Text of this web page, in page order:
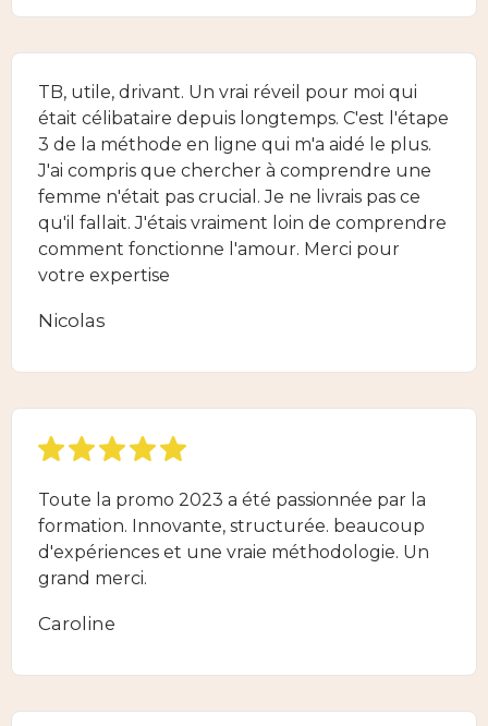
TB, utile, drivant. Un vrai réveil pour moi qui
était célibataire depuis longtemps. C'est l'étape
3 de la méthode en ligne qui m'a aidé le plus.
J'ai compris que chercher à comprendre une
femme n'était pas crucial. Je ne livrais pas ce
qu'il fallait. J'étais vraiment loin de comprendre
comment fonctionne l'amour. Merci pour
votre expertise
Nicolas
Toute la promo 2023 a été passionnée par la
formation. Innovante, structurée. beaucoup
d'expériences et une vraie méthodologie. Un
grand merci.
Caroline